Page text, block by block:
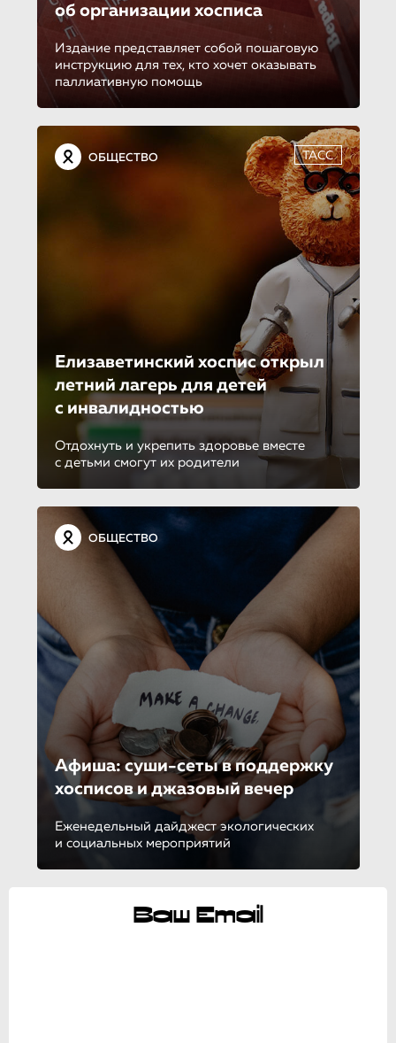
об организации хосписа
Издание представляет собой пошаговую
инструкцию для тех, кто хочет оказывать
паллиативную помощь
ОБЩЕСТВО ТАСС
Елизаветинский хоспис открыл
летний лагерь для детей
с инвалидностью
Отдохнуть и укрепить здоровье вместе
с детьми смогут их родители
ОБЩЕСТВО
Афиша: суши-сеты в поддержку
хосписов и джазовый вечер
Еженедельный дайджест экологических
и социальных мероприятий
Ваш Email